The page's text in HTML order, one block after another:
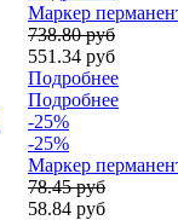
Маркер
738.80 руб
551.34 руб
Подробнее
Подробнее
-25%
-25%
Маркер
78.45 руб
58.84 руб